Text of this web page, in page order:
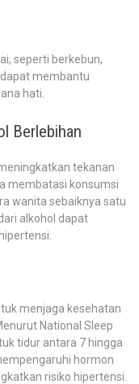
seperti berkebun,
membantu
hati.
Berlebihan
tekanan
membatasi konsumsi
wanita sebaiknya satu
alkohol dapat
menjaga kesehatan
National Sleep
tidur antara 7 hingga
hormon
risiko hipertensi.